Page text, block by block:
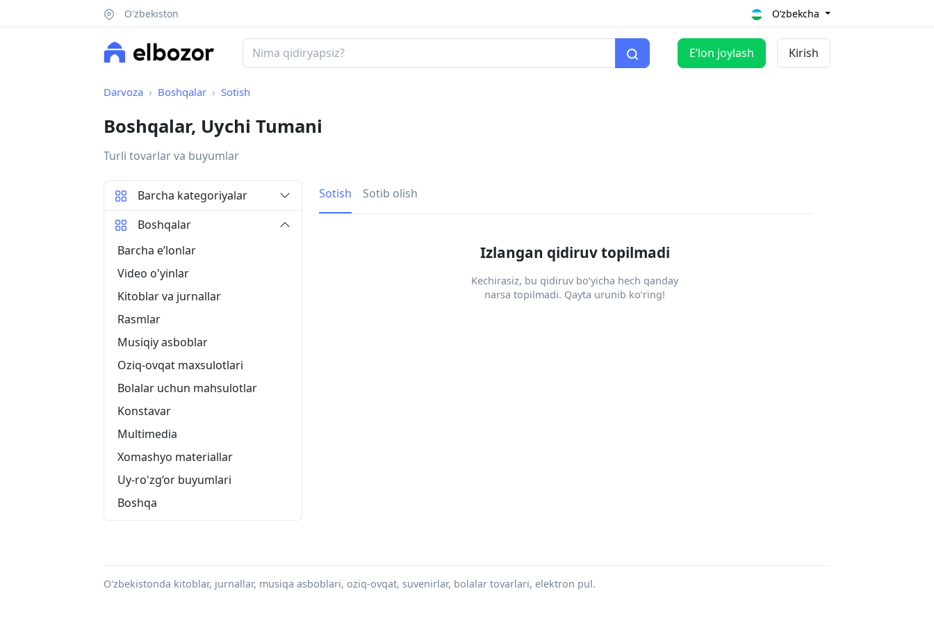
O'zbekiston O‘zbekcha
Eʼlon joylash Kirish
Darvoza Boshqalar Sotish
Boshqalar, Uychi Tumani
Turli tovarlar va buyumlar
Sotish Sotib olish
Izlangan qidiruv topilmadi
Kechirasiz, bu qidiruv bo‘yicha hech qanday
narsa topilmadi. Qayta urunib ko‘ring!
Barcha kategoriyalar
Boshqalar
Barcha eʼlonlar
Video o'yinlar
Kitoblar va jurnallar
Rasmlar
Musiqiy asboblar
Oziq-ovqat maxsulotlari
Bolalar uchun mahsulotlar
Konstavar
Multimedia
Xomashyo materiallar
Uy-ro'zg‘or buyumlari
Boshqa
O'zbekistonda kitoblar, jurnallar, musiqa asboblari, oziq-ovqat, suvenirlar, bolalar tovarlari, elektron pul.